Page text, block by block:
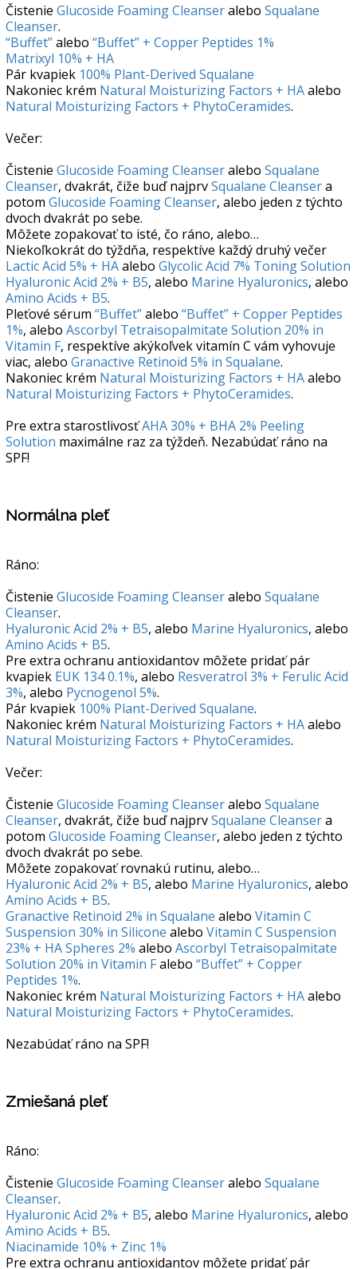
Čistenie Glucoside Foaming Cleanseralebo Squalane
Cleanser.
“Buffet”alebo “Buffet” + Copper Peptides 1%
Matrixyl 10% + HA
Pár kvapiek 100% Plant-Derived Squalane
Nakoniec krém Natural Moisturizing Factors + HAalebo
Natural Moisturizing Factors + PhytoCeramides.
Večer:
Čistenie Glucoside Foaming Cleanseralebo Squalane
Cleanser, dvakrát, čiže buď najprvSqualane Cleansera
potom Glucoside Foaming Cleanser, alebo jeden z týchto
dvoch dvakrát po sebe.
Môžete zopakovať to isté, čo ráno, alebo…
Niekoľkokrát do týždňa, respektíve každý druhý večer
Lactic Acid 5% + HAalebo Glycolic Acid 7% Toning Solution
Hyaluronic Acid 2% + B5, alebo Marine Hyaluronics, alebo
Amino Acids + B5.
Pleťové sérum “Buffet”alebo “Buffet” + Copper Peptides
1%, alebo Ascorbyl Tetraisopalmitate Solution 20% in
Vitamin F, respektíve akýkoľvek vitamín C vám vyhovuje
viac, alebo Granactive Retinoid 5% in Squalane.
Nakoniec krém Natural Moisturizing Factors + HAalebo
Natural Moisturizing Factors + PhytoCeramides.
Pre extra starostlivosťAHA 30% + BHA 2% Peeling
Solution maximálne raz za týždeň. Nezabúdať ráno na
SPF!
Normálna pleť
Ráno:
Čistenie Glucoside Foaming Cleanseralebo Squalane
Cleanser.
Hyaluronic Acid 2% + B5, alebo Marine Hyaluronics, alebo
Amino Acids + B5.
Pre extra ochranu antioxidantov môžete pridať pár
kvapiek EUK 134 0.1%, alebo Resveratrol 3% + Ferulic Acid
3%, alebo Pycnogenol 5%.
Pár kvapiek 100% Plant-Derived Squalane.
Nakoniec krém Natural Moisturizing Factors + HAalebo
Natural Moisturizing Factors + PhytoCeramides.
Večer:
Čistenie Glucoside Foaming Cleanseralebo Squalane
Cleanser, dvakrát, čiže buď najprvSqualane Cleansera
potom Glucoside Foaming Cleanser, alebo jeden z týchto
dvoch dvakrát po sebe.
Môžete zopakovať rovnakú rutinu, alebo…
Hyaluronic Acid 2% + B5, alebo Marine Hyaluronics, alebo
Amino Acids + B5.
Granactive Retinoid 2% in Squalane alebo Vitamin C
Suspension 30% in Silicone alebo Vitamin C Suspension
23% + HA Spheres 2% alebo Ascorbyl Tetraisopalmitate
Solution 20% in Vitamin Falebo “Buffet” + Copper
Peptides 1%.
Nakoniec krém Natural Moisturizing Factors + HAalebo
Natural Moisturizing Factors + PhytoCeramides.
Nezabúdať ráno na SPF!
Zmiešaná pleť
Ráno:
Čistenie Glucoside Foaming Cleanseralebo Squalane
Cleanser.
Hyaluronic Acid 2% + B5, alebo Marine Hyaluronics, alebo
Amino Acids + B5.
Niacinamide 10% + Zinc 1%
Pre extra ochranu antioxidantov môžete pridať pár